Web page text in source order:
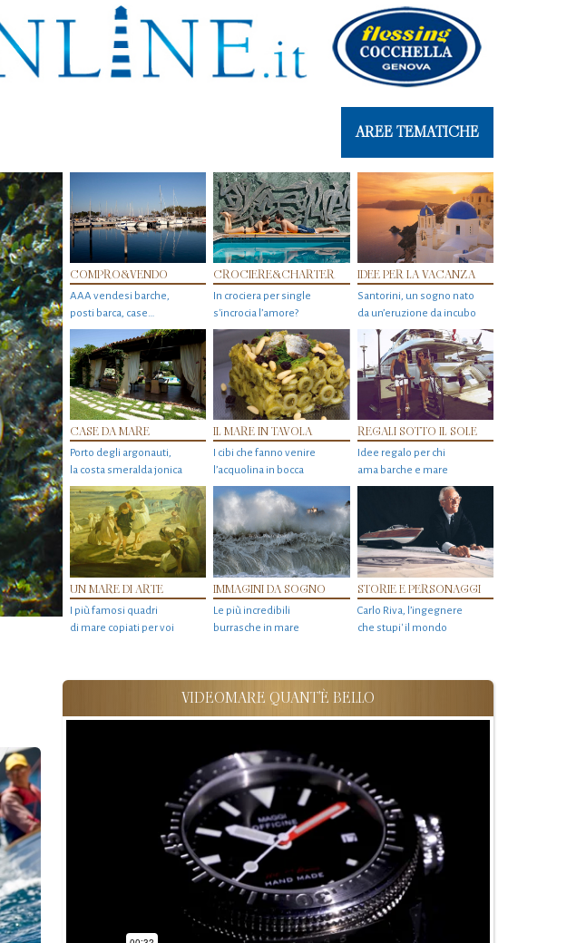
AREE TEMATICHE
COMPRO&VENDO
AAA vendesi barche,
posti barca, case…
CROCIERE&CHARTER
In crociera per single
s'incrocia l’amore?
IDEE PER LA VACANZA
Santorini, un sogno nato
da un’eruzione da incubo
CASE DA MARE
Porto degli argonauti,
la costa smeralda jonica
IL MARE IN TAVOLA
I cibi che fanno venire
l’acquolina in bocca
REGALI SOTTO IL SOLE
Idee regalo per chi
ama barche e mare
UN MARE DI ARTE
I più famosi quadri
di mare copiati per voi
IMMAGINI DA SOGNO
Le più incredibili
burrasche in mare
STORIE E PERSONAGGI
Carlo Riva, l’ingegnere
che stupi' il mondo
VIDEOMARE QUANT'È BELLO